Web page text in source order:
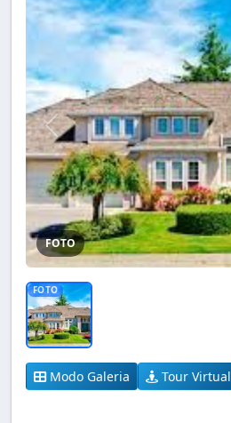
FOTO
FOTO
Modo Galeria Tour Virtual